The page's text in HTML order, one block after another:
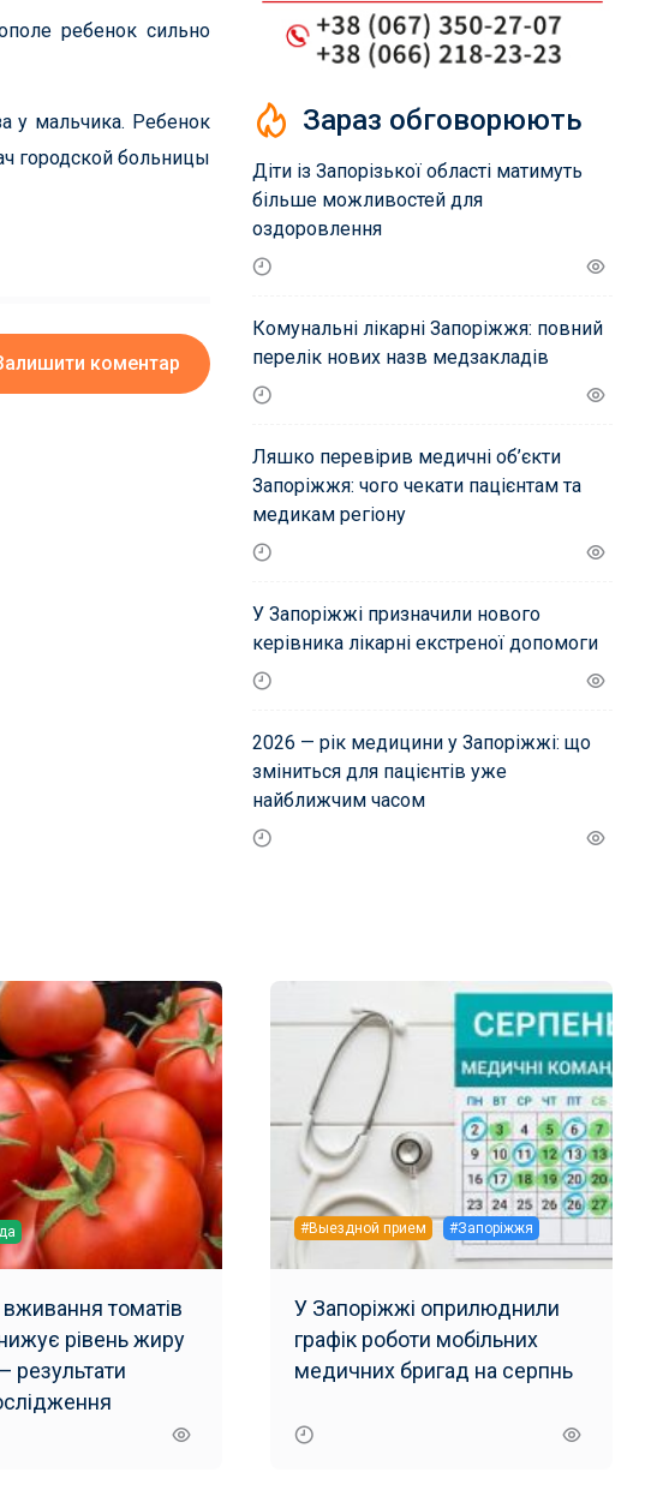
ребенок сильно
у мальчика. Ребенок
городской больницы
коментар
Зараз обговорюють
Діти із Запорізької області матимуть
більше можливостей для
оздоровлення
Комунальні лікарні Запоріжжя: повний
перелік нових назв медзакладів
Ляшко перевірив медичні об’єкти
Запоріжжя: чого чекати пацієнтам та
медикам регіону
У Запоріжжі призначили нового
керівника лікарні екстреної допомоги
2026 — рік медицини у Запоріжжі: що
зміниться для пацієнтів уже
найближчим часом
томатів
рівень жиру
результати
#Выездной прием #Запоріжжя
У Запоріжжі оприлюднили
графік роботи мобільних
медичних бригад на серпнь